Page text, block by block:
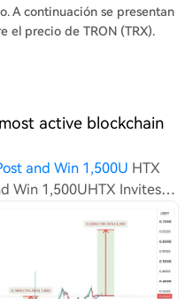
más de 14.000 millones
de usuarios diarios.
blockchain
una exchange regulada,
globales una puerta de
la gestión de activos
papel de TRON como
para la propiedad,
digitales,
economía digital global.
A continuación se presentan
el precio de TRON (TRX).
active blockchain
and Win 1,500U HTX
Win 1,500UHTX Invites
PacksHTX Refer And
most active blockchain